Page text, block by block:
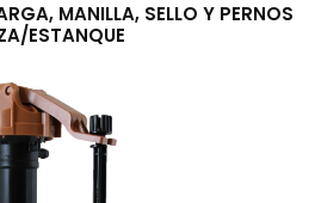
MANILLA, SELLO Y PERNOS
ESTANQUE